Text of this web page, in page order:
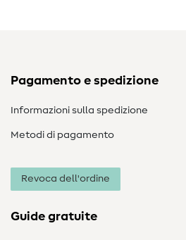
Pagamento e spedizione
Informazioni sulla spedizione
Metodi di pagamento
Revoca dell'ordine
Guide gratuite